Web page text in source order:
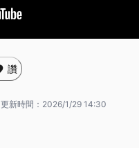
讚
更新時間： 2026/1/29 14:30